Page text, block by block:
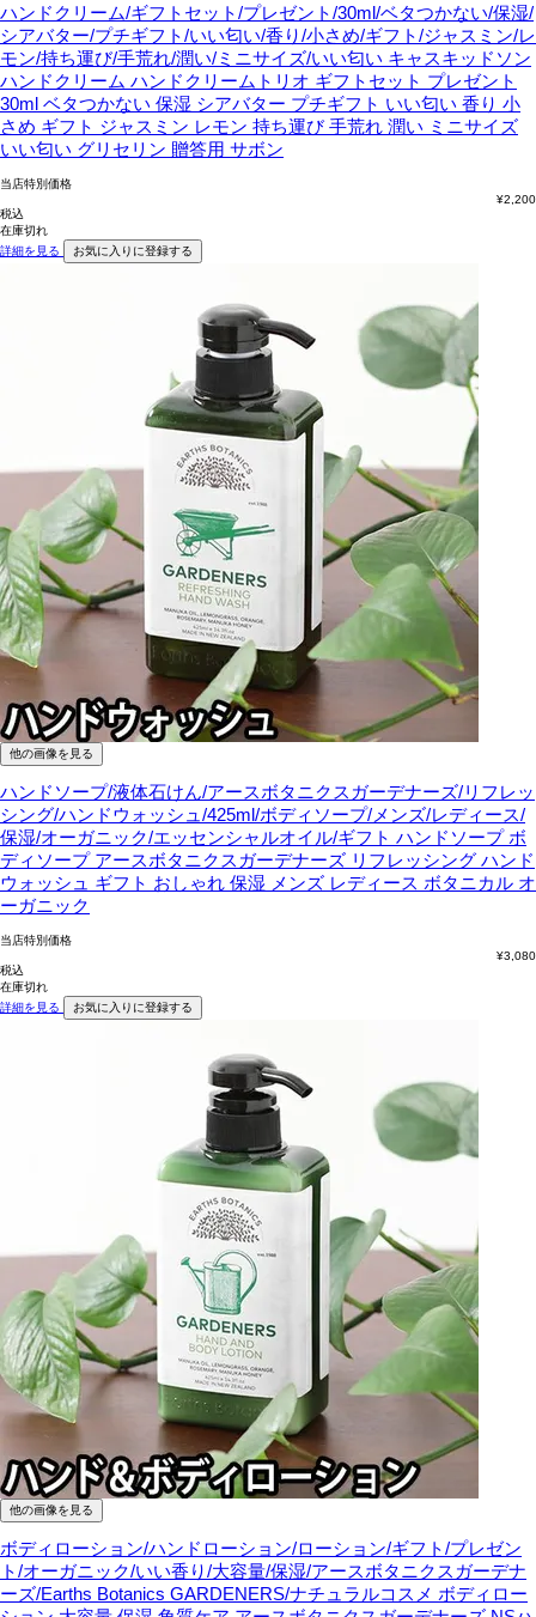
ハンドクリーム/ギフトセット/プレゼント/30ml/ベタつかない/保湿/
シアバター/プチギフト/いい匂い/香り/小さめ/ギフト/ジャスミン/レ
モン/持ち運び/手荒れ/潤い/ミニサイズ/いい匂い キャスキッドソン
ハンドクリーム ハンドクリームトリオ ギフトセット プレゼント
30ml ベタつかない 保湿 シアバター プチギフト いい匂い 香り 小
さめ ギフト ジャスミン レモン 持ち運び 手荒れ 潤い ミニサイズ
いい匂い グリセリン 贈答用 サボン
当店特別価格
¥2,200
税込
在庫切れ
詳細を見る
お気に入りに登録する
他の画像を見る
ハンドソープ/液体石けん/アースボタニクスガーデナーズ/リフレッ
シング/ハンドウォッシュ/425ml/ボディソープ/メンズ/レディース/
保湿/オーガニック/エッセンシャルオイル/ギフト ハンドソープ ボ
ディソープ アースボタニクスガーデナーズ リフレッシング ハンド
ウォッシュ ギフト おしゃれ 保湿 メンズ レディース ボタニカル オ
ーガニック
当店特別価格
¥3,080
税込
在庫切れ
詳細を見る
お気に入りに登録する
他の画像を見る
ボディローション/ハンドローション/ローション/ギフト/プレゼン
ト/オーガニック/いい香り/大容量/保湿/アースボタニクスガーデナ
ーズ/Earths Botanics GARDENERS/ナチュラルコスメ ボディロー